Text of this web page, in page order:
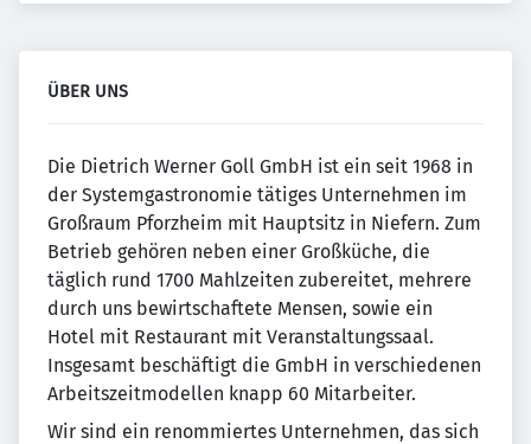
ÜBER UNS
Die Dietrich Werner Goll GmbH ist ein seit 1968 in
der Systemgastronomie tätiges Unternehmen im
Großraum Pforzheim mit Hauptsitz in Niefern. Zum
Betrieb gehören neben einer Großküche, die
täglich rund 1700 Mahlzeiten zubereitet, mehrere
durch uns bewirtschaftete Mensen, sowie ein
Hotel mit Restaurant mit Veranstaltungssaal.
Insgesamt beschäftigt die GmbH in verschiedenen
Arbeitszeitmodellen knapp 60 Mitarbeiter.
Wir sind ein renommiertes Unternehmen, das sich